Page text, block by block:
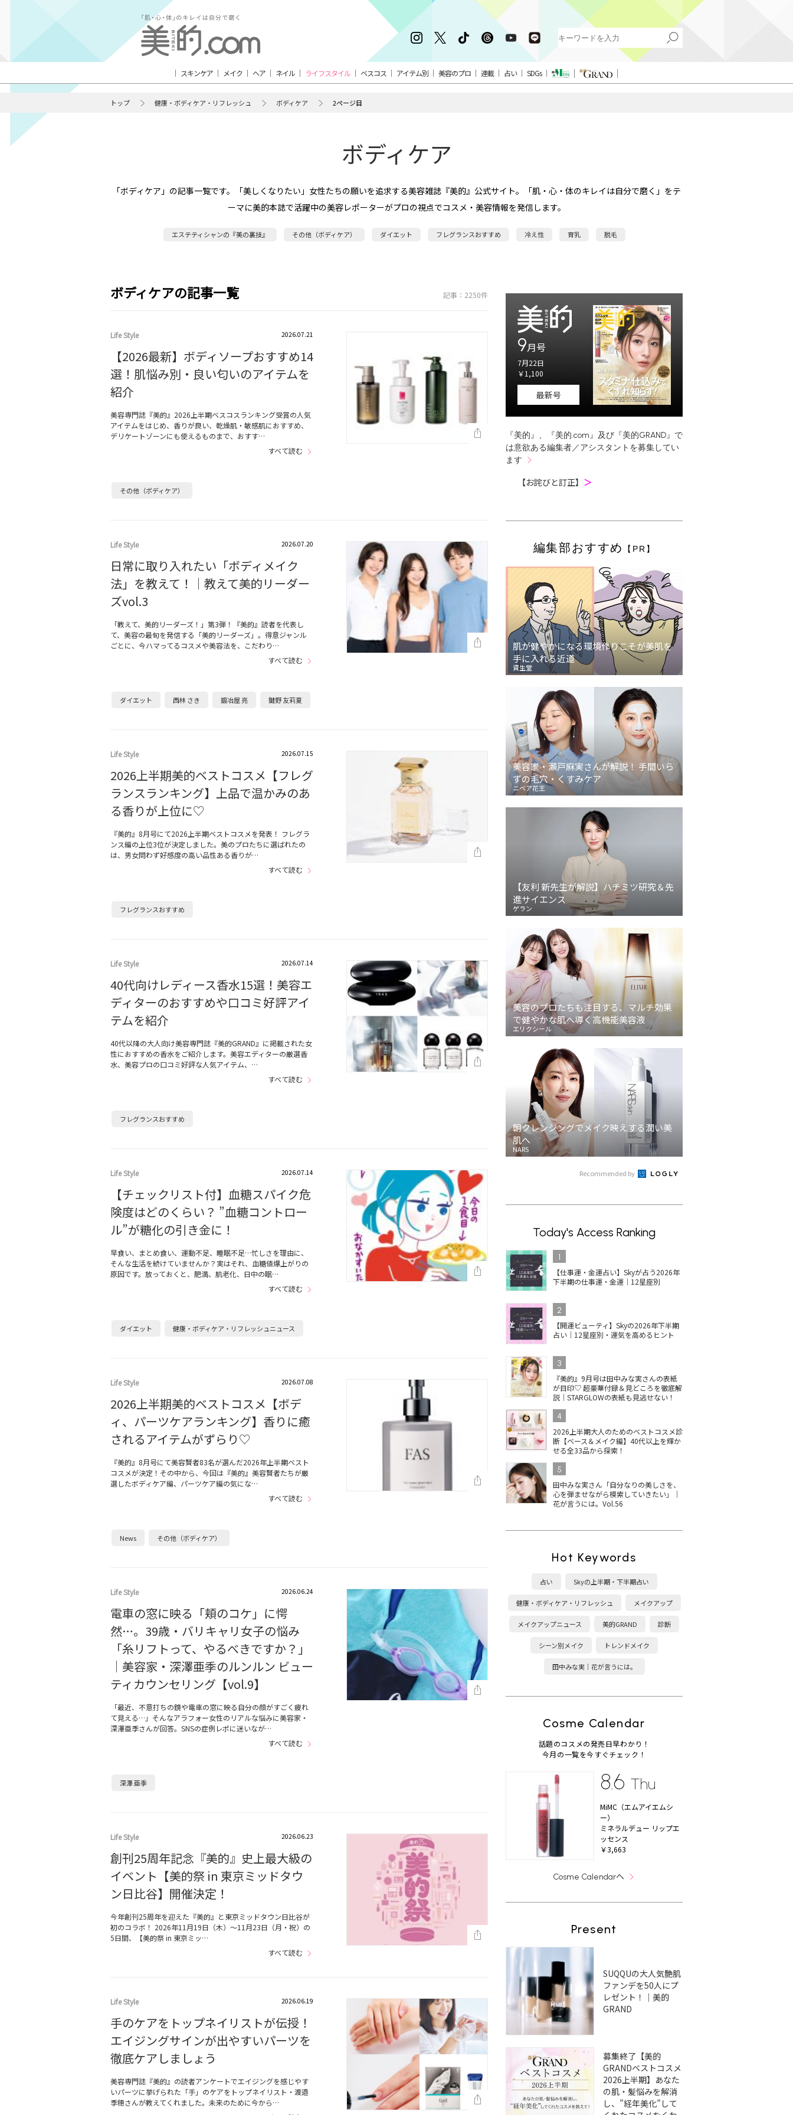
スキンケア メイク ヘア ネイル ライフスタイル ベスコス アイテム別 美容のプロ 連載 占い SDGs
トップ 健康・ボディケア・リフレッシュ ボディケア 2ページ目
ボディケア
「ボディケア」の記事一覧です。「美しくなりたい」女性たちの願いを追求する美容雑誌『美的』公式サイト。「肌・心・体のキレイは自分で磨く」をテ
ーマに美的本誌で活躍中の美容レポーターがプロの視点でコスメ・美容情報を発信します。
エステティシャンの『美の裏技』 その他（ボディケア） ダイエット フレグランスおすすめ 冷え性 育乳 脱毛
ボディケアの記事一覧 記事：2250件
Life Style 2026.07.21
【2026最新】ボディソープおすすめ14
選！肌悩み別・良い匂いのアイテムを
紹介
美容専門誌『美的』2026上半期べスコスランキング受賞の人気
アイテムをはじめ、香りが良い、乾燥肌・敏感肌におすすめ、
デリケートゾーンにも使えるものまで、おすす…
すべて読む
その他（ボディケア）
Life Style 2026.07.20
日常に取り入れたい「ボディメイク
法」を教えて！｜教えて美的リーダー
ズvol.3
「教えて、美的リーダーズ！」第3弾！『美的』読者を代表し
て、美容の最旬を発信する「美的リーダーズ」。得意ジャンル
ごとに、今ハマってるコスメや美容法を、こだわり…
すべて読む
ダイエット 西林 さき 鍛冶屋 亮 鍵野 友莉夏
Life Style 2026.07.15
2026上半期美的ベストコスメ【フレグ
ランスランキング】上品で温かみのあ
る香りが上位に♡
『美的』8月号にて2026上半期ベストコスメを発表！ フレグラ
ンス編の上位3位が決定しました。美のプロたちに選ばれたの
は、男女問わず好感度の高い品性ある香りが…
すべて読む
フレグランスおすすめ
Life Style 2026.07.14
40代向けレディース香水15選！美容エ
ディターのおすすめや口コミ好評アイ
テムを紹介
40代以降の大人向け美容専門誌『美的GRAND』に掲載された女
性におすすめの香水をご紹介します。美容エディターの厳選香
水、美容プロの口コミ好評な人気アイテム、…
すべて読む
フレグランスおすすめ
Life Style 2026.07.14
【チェックリスト付】血糖スパイク危
険度はどのくらい？ ”血糖コントロー
ル”が糖化の引き金に！
早食い、まとめ食い、運動不足、睡眠不足…忙しさを理由に、
そんな生活を続けていませんか？実はそれ、血糖値爆上がりの
原因です。放っておくと、肥満、肌老化、日中の眠…
すべて読む
ダイエット 健康・ボディケア・リフレッシュニュース
Life Style 2026.07.08
2026上半期美的ベストコスメ【ボデ
ィ、パーツケアランキング】香りに癒
されるアイテムがずらり♡
『美的』8月号にて美容賢者83名が選んだ2026年上半期ベスト
コスメが決定！その中から、今回は『美的』美容賢者たちが厳
選したボディケア編、パーツケア編の気にな…
すべて読む
News その他（ボディケア）
Life Style 2026.06.24
電車の窓に映る「頬のコケ」に愕
然…。39歳・バリキャリ女子の悩み
「糸リフトって、やるべきですか？」
｜美容家・深澤亜季のルンルン ビュー
ティカウンセリング【vol.9】
「最近、不意打ちの鏡や電車の窓に映る自分の顔がすごく疲れ
て見える…」そんなアラフォー女性のリアルな悩みに美容家・
深澤亜季さんが回答。SNSの症例レポに迷いなが…
すべて読む
深澤 亜季
Life Style 2026.06.23
創刊25周年記念『美的』史上最大級の
イベント【美的祭 in 東京ミッドタウ
ン日比谷】開催決定！
今年創刊25周年を迎えた『美的』と東京ミッドタウン日比谷が
初のコラボ！ 2026年11月19日（木）～11月23日（月・祝）の
5日間、【美的祭 in 東京ミッ…
すべて読む
Life Style 2026.06.19
手のケアをトップネイリストが伝授！
エイジングサインが出やすいパーツを
徹底ケアしましょう
美容専門誌『美的』の読者アンケートでエイジングを感じやす
いパーツに挙げられた「手」のケアをトップネイリスト・渡邉
季穂さんが教えてくれました。未来のために今から…
9月号
7月22日
￥1,100
最新号
『美的』、『美的.com』及び『美的GRAND』で
は意欲ある編集者／アシスタントを募集してい
ます
【お詫びと訂正】 ＞
編集部おすすめ 【PR】
肌が健やかになる環境作りこそが美肌を
手に入れる近道
資生堂
美容家・瀬戸麻実さんが解説！ 手間いら
ずの毛穴・くすみケア
ニベア花王
【友利 新先生が解説】ハチミツ研究＆先
進サイエンス
ゲラン
美容のプロたちも注目する、マルチ効果
で健やかな肌へ導く高機能美容液
エリクシール
朝クレンジングでメイク映えする潤い美
肌へ
NARS
Recommended by
Today's Access Ranking
1
【仕事運・金運占い】Skyが占う2026年
下半期の仕事運・金運｜12星座別
2
【開運ビューティ】Skyの2026年下半期
占い｜12星座別・運気を高めるヒント
3
『美的』9月号は田中みな実さんの表紙
が目印♡ 超豪華付録＆見どころを徹底解
説｜STARGLOWの表紙も見逃せない！
4
2026上半期大人のためのベストコスメ診
断【ベース＆メイク編】40代以上を輝か
せる全33品から探索！
5
田中みな実さん「自分なりの美しさを、
心を弾ませながら模索していきたい」｜
花が言うには。Vol.56
Hot Keywords
占い Skyの上半期・下半期占い
健康・ボディケア・リフレッシュ メイクアップ
メイクアップニュース 美的GRAND 診断
シーン別メイク トレンドメイク
田中みな実｜花が言うには。
Cosme Calendar
話題のコスメの発売日早わかり！
今月の一覧を今すぐチェック！
8.6 Thu
MiMC（エムアイエムシ
ー）
ミネラルデュー リップエ
ッセンス
￥3,663
Cosme Calendarへ
Present
SUQQUの大人気艶肌
ファンデを50人にプ
レゼント！｜美的
GRAND
募集終了【美的
GRANDベストコスメ
2026上半期】あなた
の肌・髪悩みを解消
し、”経年美化”して